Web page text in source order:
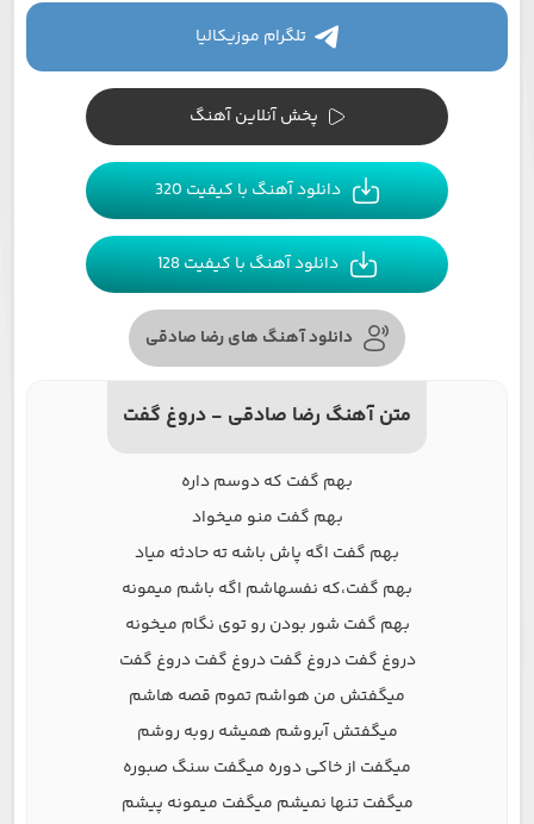
تلگرام موزیکالیا
پخش آنلاین آهنگ
دانلود آهنگ با کیفیت 320
دانلود آهنگ با کیفیت 128
دانلود آهنگ های رضا صادقی
متن آهنگ رضا صادقی - دروغ گفت
بهم گفت که دوسم داره
بهم گفت منو میخواد
بهم گفت اگه پاش باشه ته حادثه میاد
بهم گفت،که نفسهاشم اگه باشم میمونه
بهم گفت شور بودن رو توی نگام میخونه
دروغ گفت دروغ گفت دروغ گفت دروغ گفت
میگفتش من هواشم تموم قصه هاشم
میگفتش آبروشم همیشه روبه روشم
میگفت از خاکی دوره میگفت سنگ صبوره
میگفت تنها نمیشم میگفت میمونه پیشم